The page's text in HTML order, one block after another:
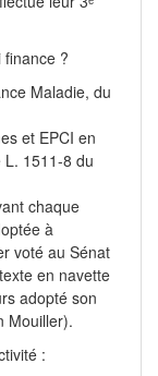
?
Maladie, du
et EPCI en
1511-8 du
chaque
à
voté au Sénat
en navette
adopté son
Mouiller).
: